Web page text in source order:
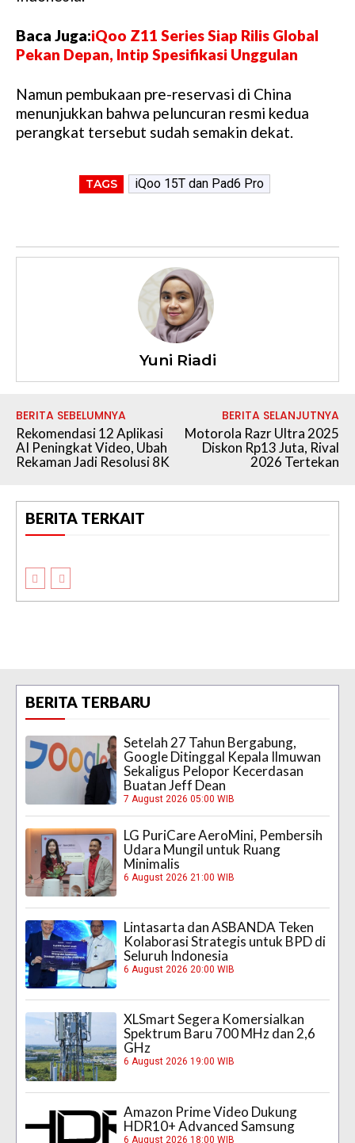
Baca Juga:iQoo Z11 Series Siap Rilis Global
Pekan Depan, Intip Spesifikasi Unggulan
Namun pembukaan pre-reservasi di China
menunjukkan bahwa peluncuran resmi kedua
perangkat tersebut sudah semakin dekat.
TAGS iQoo 15T dan Pad6 Pro
Yuni Riadi
BERITA SEBELUMNYA
Rekomendasi 12 Aplikasi
AI Peningkat Video, Ubah
Rekaman Jadi Resolusi 8K
BERITA SELANJUTNYA
Motorola Razr Ultra 2025
Diskon Rp13 Juta, Rival
2026 Tertekan
BERITA TERKAIT
BERITA TERBARU
Setelah 27 Tahun Bergabung,
Google Ditinggal Kepala Ilmuwan
Sekaligus Pelopor Kecerdasan
Buatan Jeff Dean
7 August 2026 05:00 WIB
LG PuriCare AeroMini, Pembersih
Udara Mungil untuk Ruang
Minimalis
6 August 2026 21:00 WIB
Lintasarta dan ASBANDA Teken
Kolaborasi Strategis untuk BPD di
Seluruh Indonesia
6 August 2026 20:00 WIB
XLSmart Segera Komersialkan
Spektrum Baru 700 MHz dan 2,6
GHz
6 August 2026 19:00 WIB
Amazon Prime Video Dukung
HDR10+ Advanced Samsung
6 August 2026 18:00 WIB